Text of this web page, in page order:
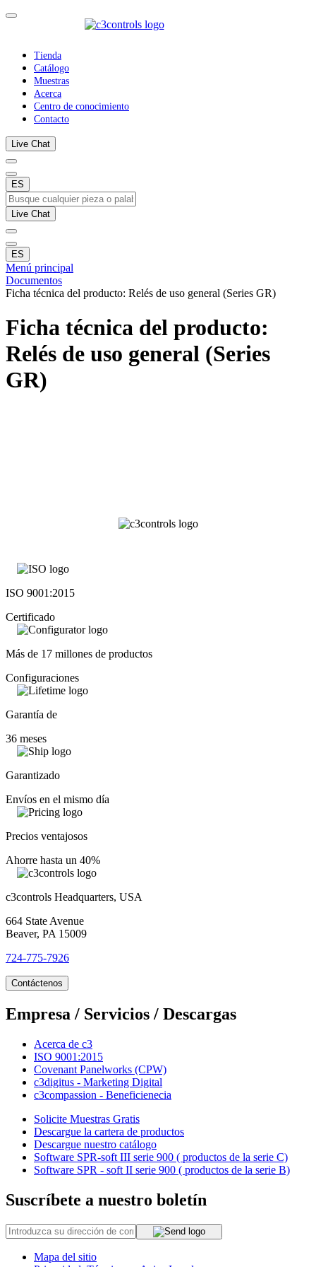
Tienda
Catálogo
Muestras
Acerca
Centro de conocimiento
Contacto
Live Chat
ES
Live Chat
ES
Menú principal
Documentos
Ficha técnica del producto: Relés de uso general (Series GR)
Ficha técnica del producto:
Relés de uso general (Series
GR)
ISO 9001:2015
Certificado
Más de 17 millones de productos
Configuraciones
Garantía de
36 meses
Garantizado
Envíos en el mismo día
Precios ventajosos
Ahorre hasta un 40%
c3controls Headquarters, USA
664 State Avenue
Beaver, PA 15009
724-775-7926
Contáctenos
Empresa / Servicios / Descargas
Acerca de c3
ISO 9001:2015
Covenant Panelworks (CPW)
c3digitus - Marketing Digital
c3compassion - Beneficienecia
Solicite Muestras Gratis
Descargue la cartera de productos
Descargue nuestro catálogo
Software SPR-soft III serie 900 ( productos de la serie C)
Software SPR - soft II serie 900 ( productos de la serie B)
Suscríbete a nuestro boletín
Mapa del sitio